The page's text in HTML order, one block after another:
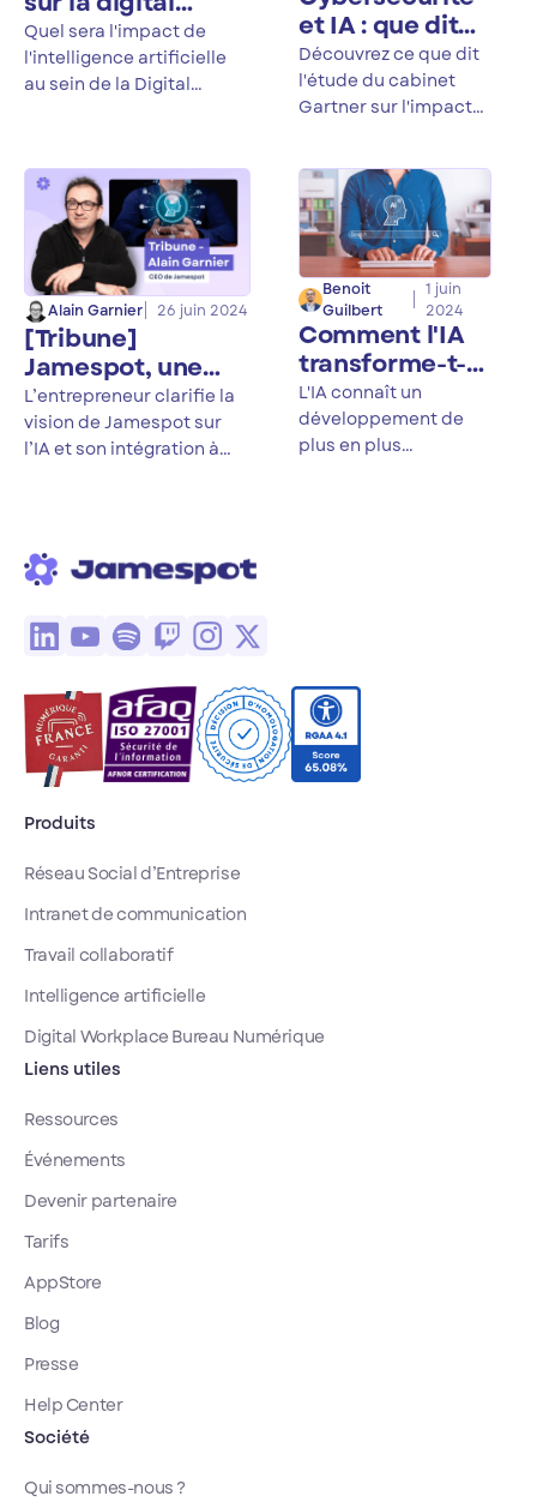
workplace : état
des lieux et
projection
Quel sera l'impact de
l'intelligence artificielle
au sein de la Digital
et IA : que dit
l’étude Gartner
Découvrez ce que dit
l'étude du cabinet
Gartner sur l'impact
Alain Garnier 26 juin 2024
[Tribune]
Jamespot, une
vision
pragmatique de
l'IA par Alain
L’entrepreneur clarifie la
vision de Jamespot sur
l’IA et son intégration à
Benoit
Guilbert
1 juin
2024
Comment l'IA
transforme-t-
elle la
communication
au sein des
L'IA connaît un
développement de
plus en plus
l'intelligence
artificielle à moindre
frais.
Produits
Réseau Social d’Entreprise
Intranet de communication
Travail collaboratif
Intelligence artificielle
Digital Workplace Bureau Numérique
Liens utiles
Ressources
Événements
Devenir partenaire
Tarifs
AppStore
Blog
Presse
Help Center
Société
Qui sommes-nous ?